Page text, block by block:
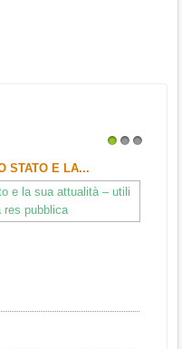
STATO E LA...